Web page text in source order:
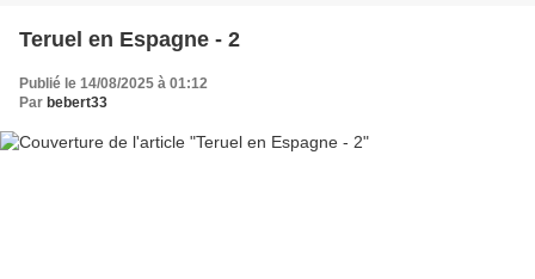
Teruel en Espagne - 2
Publié le 14/08/2025 à 01:12
Par bebert33